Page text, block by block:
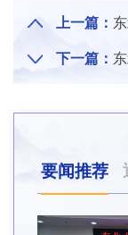
上一篇： 东
下一篇： 东北
要闻推荐